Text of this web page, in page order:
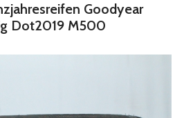
Goodyear
Dot2019 M500